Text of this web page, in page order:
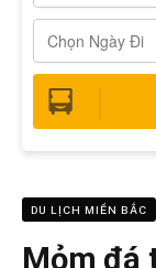
DU LỊCH MIỀN BẮC
Mỏm đá